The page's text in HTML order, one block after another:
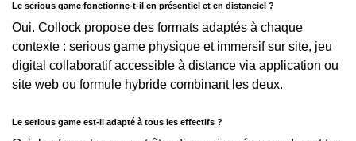
Le serious game fonctionne-t-il en présentiel et en distanciel ?
Oui. Collock propose des formats adaptés à chaque
contexte : serious game physique et immersif sur site, jeu
digital collaboratif accessible à distance via application ou
site web ou formule hybride combinant les deux.
Le serious game est-il adapté à tous les effectifs ?